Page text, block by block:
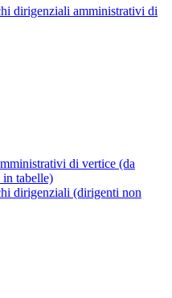
dirigenziali amministrativi di
di vertice (da
in tabelle)
dirigenziali (dirigenti non